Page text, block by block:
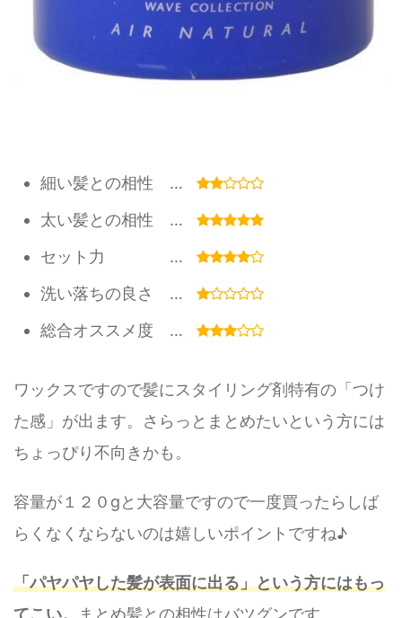
細い髪との相性 …
太い髪との相性 …
セット力 …
洗い落ちの良さ …
総合オススメ度 …
ワックスですので髪にスタイリング剤特有の「つけ
た感」が出ます。さらっとまとめたいという方には
ちょっぴり不向きかも。
容量が１２０gと大容量ですので一度買ったらしば
らくなくならないのは嬉しいポイントですね♪
「パヤパヤした髪が表面に出る」という方にはもっ